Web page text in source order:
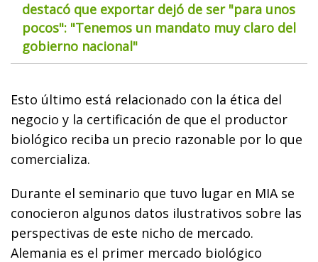
destacó que exportar dejó de ser "para unos
pocos": "Tenemos un mandato muy claro del
gobierno nacional"
Esto último está relacionado con la ética del
negocio y la certificación de que el productor
biológico reciba un precio razonable por lo que
comercializa.
Durante el seminario que tuvo lugar en MIA se
conocieron algunos datos ilustrativos sobre las
perspectivas de este nicho de mercado.
Alemania es el primer mercado biológico